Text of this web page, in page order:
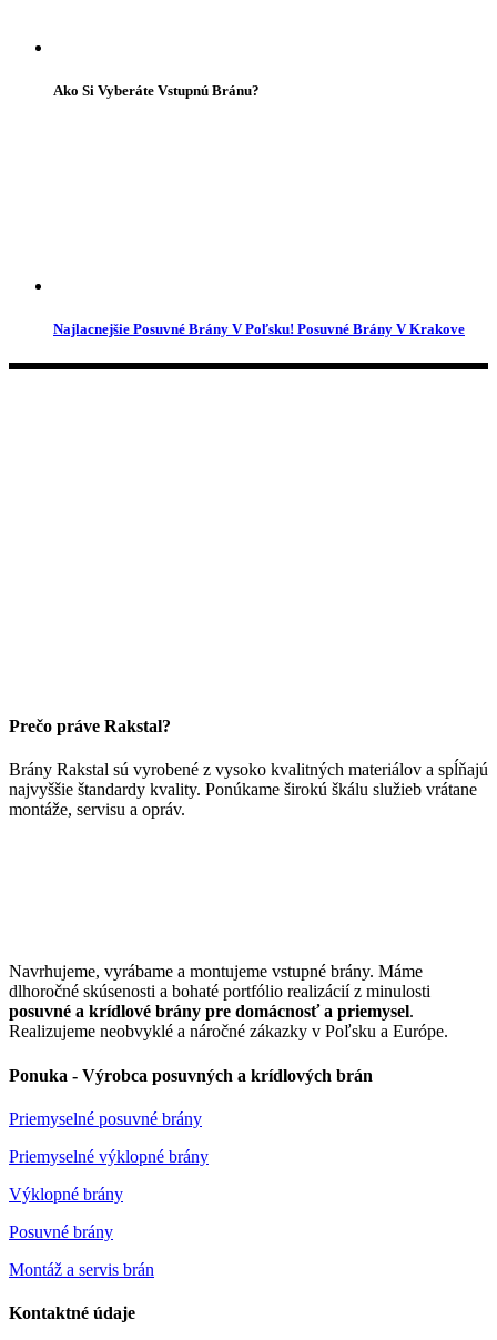
Ako Si Vyberáte Vstupnú Bránu?
Najlacnejšie Posuvné Brány V Poľsku! Posuvné Brány V Krakove
Prečo práve Rakstal?
Brány Rakstal sú vyrobené z vysoko kvalitných materiálov a spĺňajú
najvyššie štandardy kvality. Ponúkame širokú škálu služieb vrátane
montáže, servisu a opráv.
Navrhujeme, vyrábame a montujeme vstupné brány. Máme
dlhoročné skúsenosti a bohaté portfólio realizácií z minulosti
posuvné a krídlové brány pre domácnosť a priemysel.
Realizujeme neobvyklé a náročné zákazky v Poľsku a Európe.
Ponuka - Výrobca posuvných a krídlových brán
Priemyselné posuvné brány
Priemyselné výklopné brány
Výklopné brány
Posuvné brány
Montáž a servis brán
Kontaktné údaje